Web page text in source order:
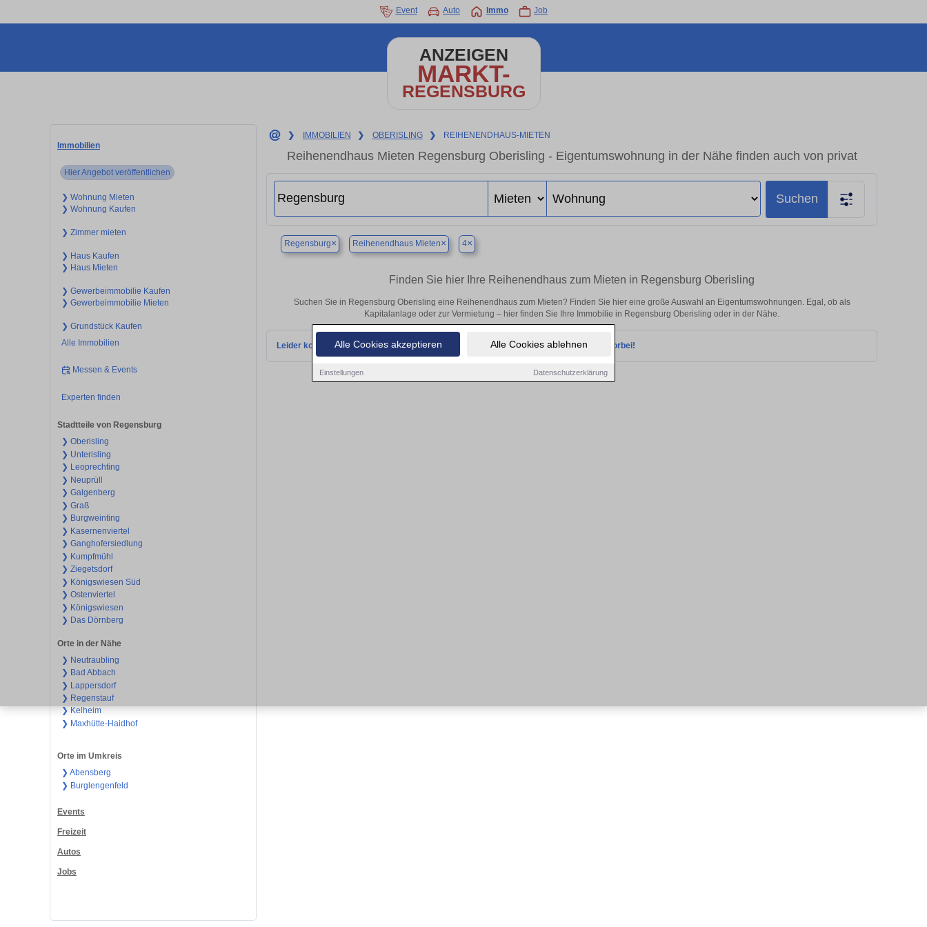
Alle Cookies akzeptieren Alle Cookies ablehnen
Einstellungen Datenschutzerklärung
Event Auto Immo Job
ANZEIGEN
MARKT-
REGENSBURG
Immobilien
Hier Angebot veröffentlichen
❯ Wohnung Mieten
❯ Wohnung Kaufen
❯ Zimmer mieten
❯ Haus Kaufen
❯ Haus Mieten
❯ Gewerbeimmobilie Kaufen
❯ Gewerbeimmobilie Mieten
❯ Grundstück Kaufen
Alle Immobilien
Messen & Events
Experten finden
Stadtteile von Regensburg
❯ Oberisling
❯ Unterisling
❯ Leoprechting
❯ Neuprüll
❯ Galgenberg
❯ Graß
❯ Burgweinting
❯ Kasernenviertel
❯ Ganghofersiedlung
❯ Kumpfmühl
❯ Ziegetsdorf
❯ Königswiesen Süd
❯ Ostenviertel
❯ Königswiesen
❯ Das Dörnberg
Orte in der Nähe
❯ Neutraubling
❯ Bad Abbach
❯ Lappersdorf
❯ Regenstauf
❯ Kelheim
❯ Maxhütte-Haidhof
Orte im Umkreis
❯ Abensberg
❯ Burglengenfeld
Events
Freizeit
Autos
Jobs
❯ IMMOBILIEN ❯ OBERISLING ❯ REIHENENDHAUS-MIETEN
Reihenendhaus Mieten Regensburg Oberisling - Eigentumswohnung in der Nähe finden auch von privat
Suchen
Regensburg× Reihenendhaus Mieten× 4×
Finden Sie hier Ihre Reihenendhaus zum Mieten in Regensburg Oberisling
Suchen Sie in Regensburg Oberisling eine Reihenendhaus zum Mieten? Finden Sie hier eine große Auswahl an Eigentumswohnungen. Egal, ob als
Kapitalanlage oder zur Vermietung – hier finden Sie Ihre Immobilie in Regensburg Oberisling oder in der Nähe.
Leider konnten wir derzeit keine passenden Objekte finden. Schauen Sie bald wieder vorbei!